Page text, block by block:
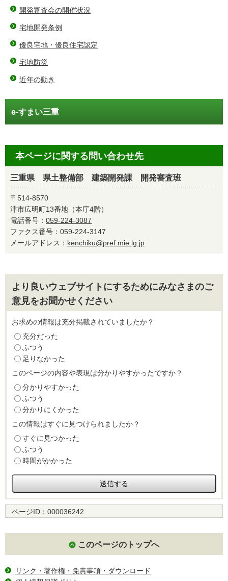
開発審査会の開催状況
宅地開発条例
優良宅地・優良住宅認定
宅地防災
近年の動き
e-すまい三重
本ページに関する問い合わせ先
三重県 県土整備部 建築開発課 開発審査班
〒514-8570
津市広明町13番地（本庁4階）
電話番号： 059-224-3087
ファクス番号：059-224-3147
メールアドレス： kenchiku@pref.mie.lg.jp
より良いウェブサイトにするためにみなさまのご
意見をお聞かせください
お求めの情報は充分掲載されていましたか？
充分だった
ふつう
足りなかった
このページの内容や表現は分かりやすかったですか？
分かりやすかった
ふつう
分かりにくかった
この情報はすぐに見つけられましたか？
すぐに見つかった
ふつう
時間がかかった
ページID： 000036242
このページのトップへ
リンク・著作権・免責事項・ダウンロード